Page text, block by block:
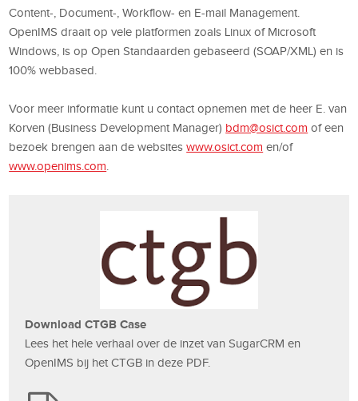
Content-, Document-, Workflow- en E-mail Management.
OpenIMS draait op vele platformen zoals Linux of Microsoft
Windows, is op Open Standaarden gebaseerd (SOAP/XML) en is
100% webbased.
Voor meer informatie kunt u contact opnemen met de heer E. van
Korven (Business Development Manager) bdm@osict.com of een
bezoek brengen aan de websiteswww.osict.com en/of
www.openims.com
Download CTGB Case
Lees het hele verhaal over de inzet van SugarCRM en
OpenIMS bij het CTGB in deze PDF.